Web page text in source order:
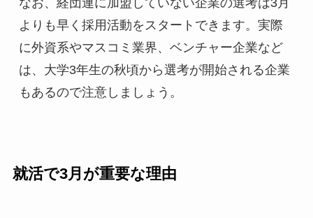
なお、経団連に加盟していない企業の選考は3月
よりも早く採用活動をスタートできます。実際
に外資系やマスコミ業界、ベンチャー企業など
は、大学3年生の秋頃から選考が開始される企業
もあるので注意しましょう。
就活で3月が重要な理由